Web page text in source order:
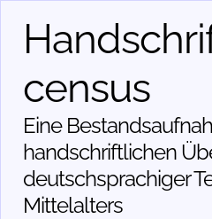
census
Eine
handschriftlichen
deutschsprachiger
Mittelalters